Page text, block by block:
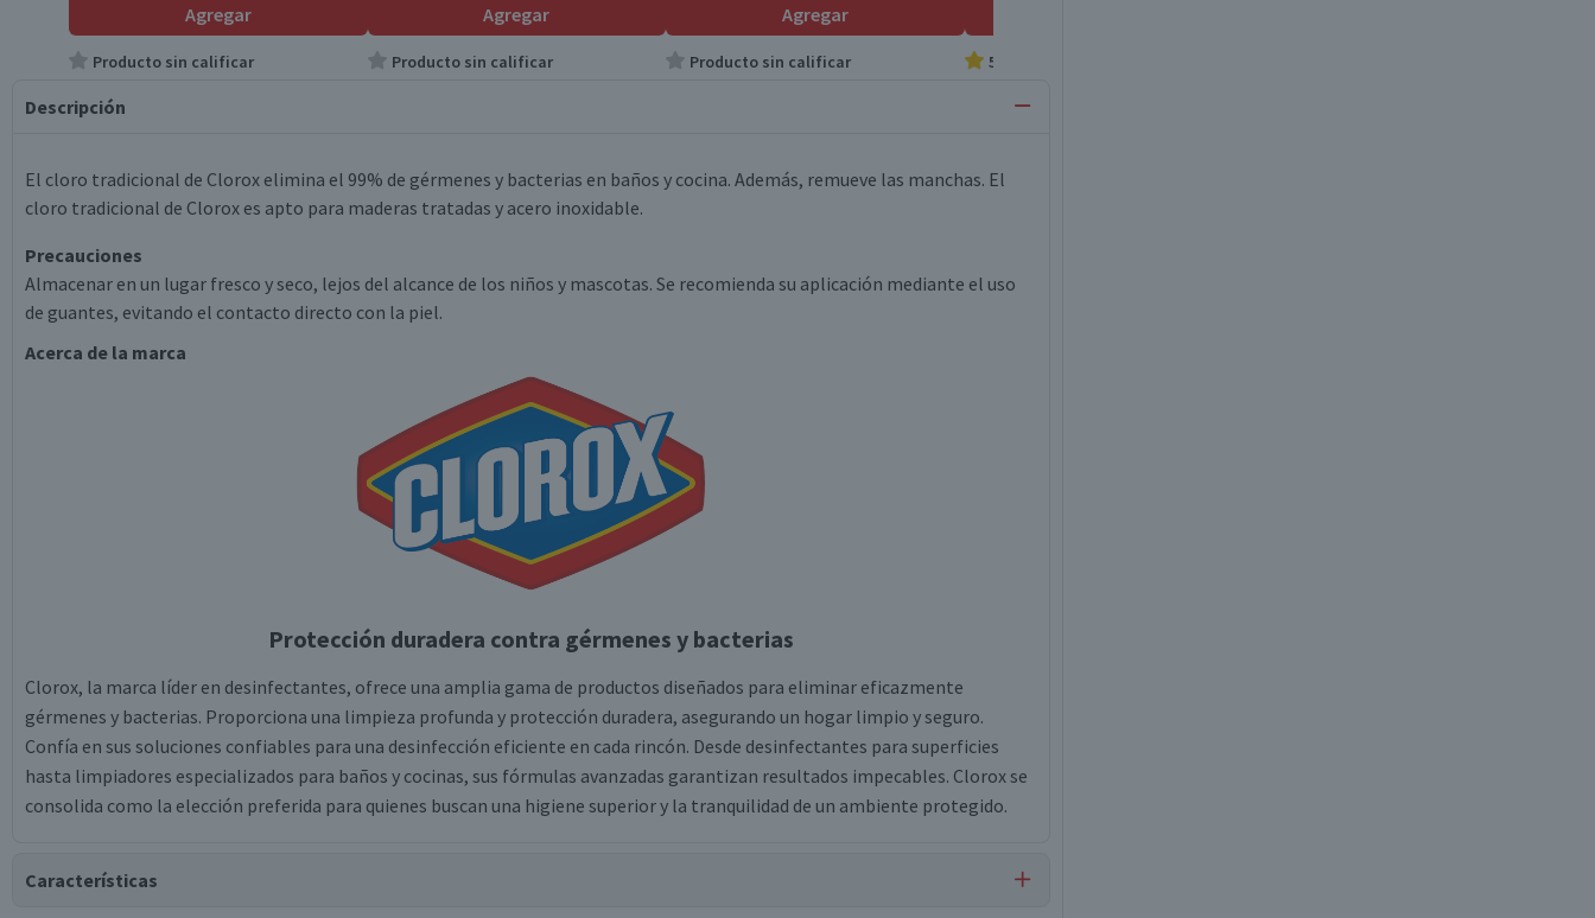
Agregar
Producto sin calificar
Agregar
Producto sin calificar
Agregar
Producto sin calificar 5.0
Descripción
El cloro tradicional de Clorox elimina el 99% de gérmenes y bacterias en baños y cocina. Además, remueve las manchas. El
cloro tradicional de Clorox es apto para maderas tratadas y acero inoxidable.
Precauciones
Almacenar en un lugar fresco y seco, lejos del alcance de los niños y mascotas. Se recomienda su aplicación mediante el uso
de guantes, evitando el contacto directo con la piel.
Acerca de la marca
Protección duradera contra gérmenes y bacterias
Clorox, la marca líder en desinfectantes, ofrece una amplia gama de productos diseñados para eliminar eficazmente
gérmenes y bacterias. Proporciona una limpieza profunda y protección duradera, asegurando un hogar limpio y seguro.
Confía en sus soluciones confiables para una desinfección eficiente en cada rincón. Desde desinfectantes para superficies
hasta limpiadores especializados para baños y cocinas, sus fórmulas avanzadas garantizan resultados impecables. Clorox se
consolida como la elección preferida para quienes buscan una higiene superior y la tranquilidad de un ambiente protegido.
Características